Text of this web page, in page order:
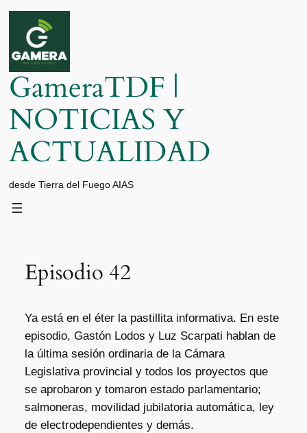
Saltar
contenido
GameraTDF |
NOTICIAS Y
ACTUALIDAD
desde Tierra del Fuego AIAS
Episodio 42
Ya está en el éter la pastillita informativa. En este
episodio, Gastón Lodos y Luz Scarpati hablan de
la última sesión ordinaria de la Cámara
Legislativa provincial y todos los proyectos que
se aprobaron y tomaron estado parlamentario;
salmoneras, movilidad jubilatoria automática, ley
de electrodependientes y demás.